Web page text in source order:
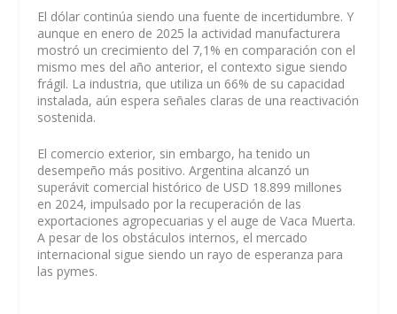
El dólar continúa siendo una fuente de incertidumbre. Y
aunque en enero de 2025 la actividad manufacturera
mostró un crecimiento del 7,1% en comparación con el
mismo mes del año anterior, el contexto sigue siendo
frágil. La industria, que utiliza un 66% de su capacidad
instalada, aún espera señales claras de una reactivación
sostenida.
El comercio exterior, sin embargo, ha tenido un
desempeño más positivo. Argentina alcanzó un
superávit comercial histórico de USD 18.899 millones
en 2024, impulsado por la recuperación de las
exportaciones agropecuarias y el auge de Vaca Muerta.
A pesar de los obstáculos internos, el mercado
internacional sigue siendo un rayo de esperanza para
las pymes.